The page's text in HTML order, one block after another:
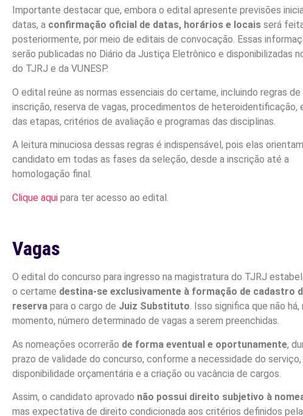
Importante destacar que, embora o edital apresente previsões
datas, a confirmação oficial de datas, horários e locais será
posteriormente, por meio de editais de convocação. Essas
serão publicadas no Diário da Justiça Eletrônico e disponibilizadas
do TJRJ e da VUNESP.
O edital reúne as normas essenciais do certame, incluindo regras de
inscrição, reserva de vagas, procedimentos de heteroidentificação,
das etapas, critérios de avaliação e programas das disciplinas.
A leitura minuciosa dessas regras é indispensável, pois elas
candidato em todas as fases da seleção, desde a inscrição até a
homologação final.
Clique aqui para ter acesso ao edital.
Vagas
O edital do concurso para ingresso na magistratura do TJRJ
o certame destina-se exclusivamente à formação de cadastro
reserva para o cargo de Juiz Substituto. Isso significa que não há,
momento, número determinado de vagas a serem preenchidas.
As nomeações ocorrerão de forma eventual e oportunamente,
prazo de validade do concurso, conforme a necessidade do serviço,
disponibilidade orçamentária e a criação ou vacância de cargos.
Assim, o candidato aprovado não possui direito subjetivo à
mas expectativa de direito condicionada aos critérios definidos pela